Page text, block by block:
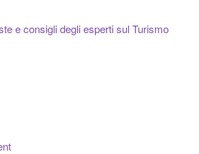
e consigli degli esperti sul Turismo